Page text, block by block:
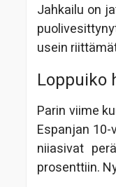
Jahkailu on
usein
Loppuiko
Parin viime
Espanjan
niiasivat
prosenttiin.